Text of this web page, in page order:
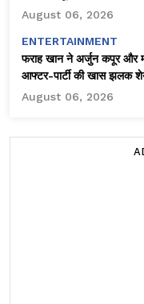
August 06, 2026
ENTERTAINMENT
फराह खान ने अर्जुन कपूर और
आफ्टर-पार्टी की खास झलक
August 06, 2026